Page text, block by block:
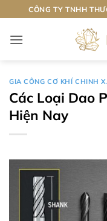
qua
nội
CÔNG TY TNHH
GIA CÔNG CƠ KHÍ CHINH
Các Loại Dao
Hiện Nay